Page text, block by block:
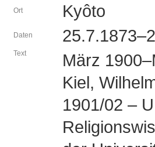
Ort Kyôto
Daten
Text
März
Kiel,
1901/02 –